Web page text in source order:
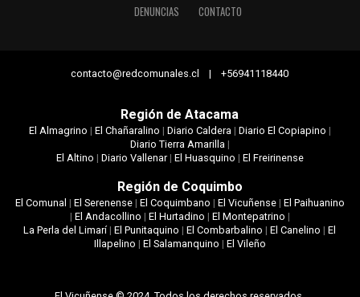
DENUNCIAS
CONTACTO
contacto@redcomunales.cl | +56941118440
Región de Atacama
El Almagrino | El Chañaralino | Diario Caldera| Diario El Copiapino |
Diario Tierra Amarilla|
El Altino | Diario Vallenar| El Huasquino | El Freirinense
Región de Coquimbo
El Comunal | El Serenense| El Coquimbano | El Vicuñense| El Paihuanino
| El Andacollino | El Hurtadino | El Montepatrino |
La Perla del Limarí|El Punitaquino |El Combarbalino |El Canelino |El
Illapelino | El Salamanquino | El Vileño